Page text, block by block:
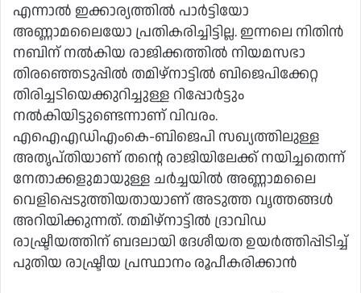
എന്നാ‍ൽ ഇക്കാര്യത്തിൽ പാർട്ടിയോ
അണ്ണാമലൈയോ പ്രതികരിച്ചിട്ടില്ല. ഇന്നലെ നിതിൻ
നബിന് നൽകിയ രാജിക്കത്തിൽ നിയമസഭാ
തിരഞ്ഞെടുപ്പിൽ തമിഴ്നാട്ടിൽ ബിജെപിക്കേറ്റ
തിരിച്ചടിയെക്കുറിച്ചുള്ള റിപ്പോർട്ടും
നൽകിയിട്ടുണ്ടെന്നാണ് വിവരം.
എഐഎഡിഎംകെ-ബിജെപി സഖ്യത്തിലുള്ള
അതൃപ്തിയാണ് തന്റെ രാജിയിലേക്ക് നയിച്ചതെന്ന്
നേതാക്കളുമായുള്ള ചർച്ചയിൽ അണ്ണാമലൈ
വെളിപ്പെടുത്തിയതായാണ് അടുത്ത വൃത്തങ്ങൾ
അറിയിക്കുന്നത്. തമിഴ്‌നാട്ടിൽ ദ്രാവിഡ
രാഷ്ട്രീയത്തിന് ബദലായി ദേശീയത ഉയർത്തിപ്പിടിച്ച്
പുതിയ രാഷ്ട്രീയ പ്രസ്ഥാനം രൂപീകരിക്കാൻ